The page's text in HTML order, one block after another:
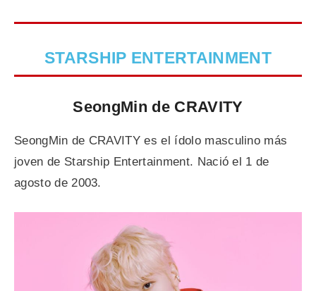
STARSHIP ENTERTAINMENT
SeongMin de CRAVITY
SeongMin de CRAVITY es el ídolo masculino más
joven de Starship Entertainment. Nació el 1 de
agosto de 2003.